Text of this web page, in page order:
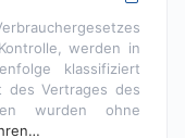
werden in
klassifiziert
des Vertrages des
wurden ohne